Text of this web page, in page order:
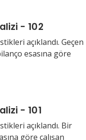
- 102
açıklandı. Geçen
esasına göre
- 101
açıklandı. Bir
göre çalışan